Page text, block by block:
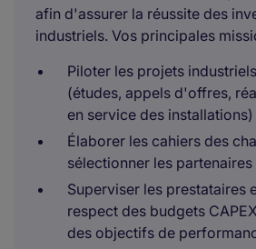
afin d'assurer la réussite des
industriels. Vos principales
Piloter les projets
(études, appels d'offres,
en service des installations)
Élaborer les cahiers des
sélectionner les
Superviser les prestataires
respect des budgets
des objectifs de